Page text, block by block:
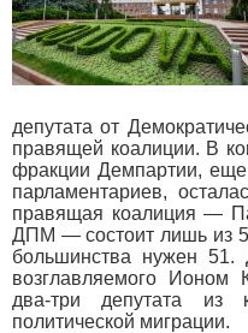
депутата от
правящей коалиции. В
фракции Демпартии,
парламентариев,
правящая коалиция —
ДПМ — состоит лишь из
большинства нужен 51.
возглавляемого Ионом
два-три депутата из
политической миграции.